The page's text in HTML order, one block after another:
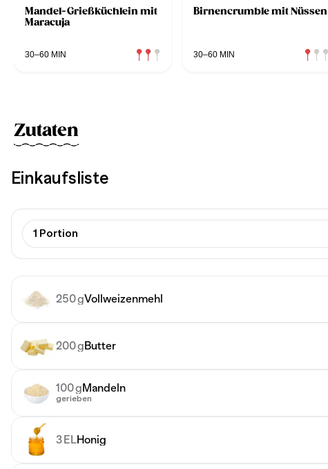
Mandel-Grießküchlein mit
Maracuja
30–60 MIN
Birnencrumble mit Nüssen
30–60 MIN
Zutaten